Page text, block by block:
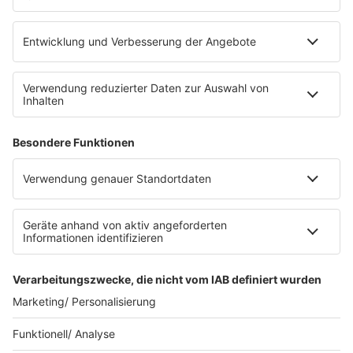
eröffnet. Direkt an der Medizinischen Klinik bietet es
E-Bikes über eine Photovoltaikanlage auf dem …
Impressum
Datenschutzerklärung
Datenschutzeinstellungen
Radioplayer